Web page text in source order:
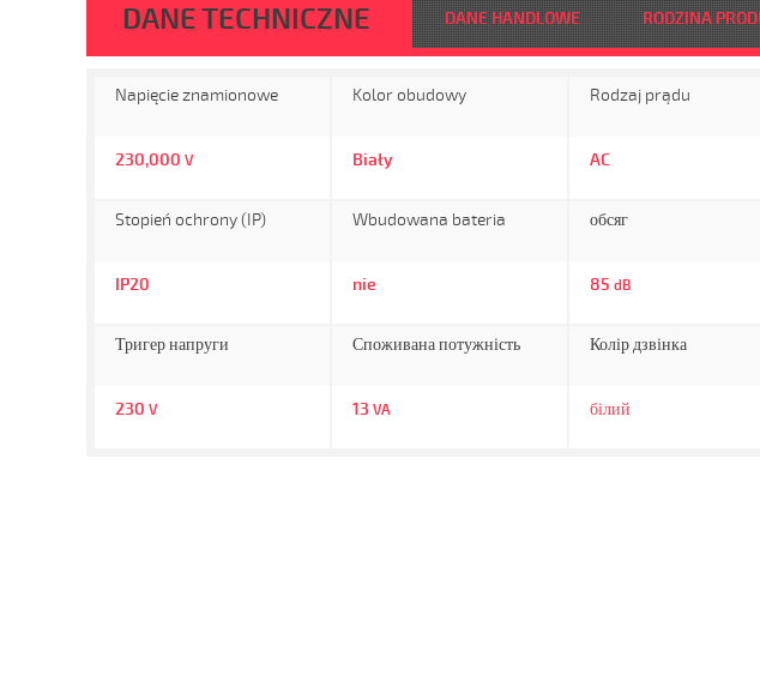
DANE TECHNICZNE DANE HANDLOWE RODZINA
Napięcie znamionowe
230,000 V
Kolor obudowy
Biały
Rodzaj prądu
AC
Stopień ochrony (IP)
IP20
Wbudowana bateria
nie
обсяг
85 dB
Тригер напруги
230 V
Споживана потужність
13 VA
Колір дзвінка
білий